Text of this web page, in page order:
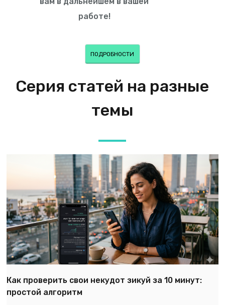
работе!
ПОДРОБНОСТИ
Серия статей на разные
темы
Как проверить свои некудот зикуй за 10 минут:
простой алгоритм